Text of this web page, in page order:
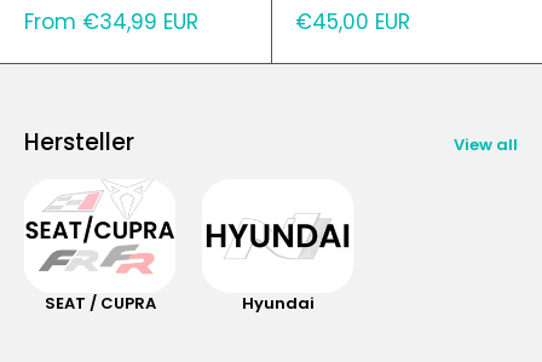
Sale
From €34,99 EUR Sale
price
€45,00 EUR
Hersteller View all
SEAT / CUPRA Hyundai